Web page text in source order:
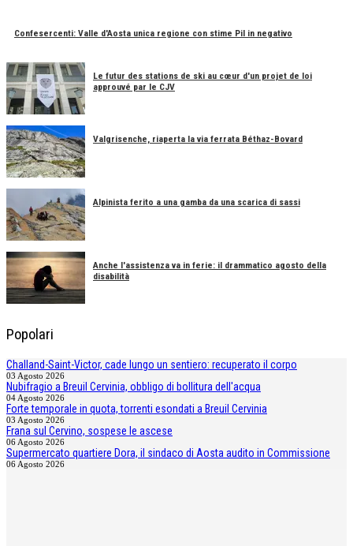
Confesercenti: Valle d'Aosta unica regione con stime Pil in negativo
Le futur des stations de ski au cœur d'un projet de loi
approuvé par le CJV
Valgrisenche, riaperta la via ferrata Béthaz-Bovard
Alpinista ferito a una gamba da una scarica di sassi
Anche l'assistenza va in ferie: il drammatico agosto della
disabilità
Popolari
Challand-Saint-Victor, cade lungo un sentiero: recuperato il corpo
03 Agosto 2026
Nubifragio a Breuil Cervinia, obbligo di bollitura dell'acqua
04 Agosto 2026
Forte temporale in quota, torrenti esondati a Breuil Cervinia
03 Agosto 2026
Frana sul Cervino, sospese le ascese
06 Agosto 2026
Supermercato quartiere Dora, il sindaco di Aosta audito in Commissione
06 Agosto 2026